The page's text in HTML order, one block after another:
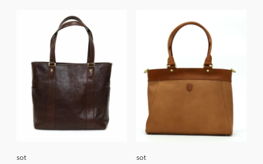
sot sot